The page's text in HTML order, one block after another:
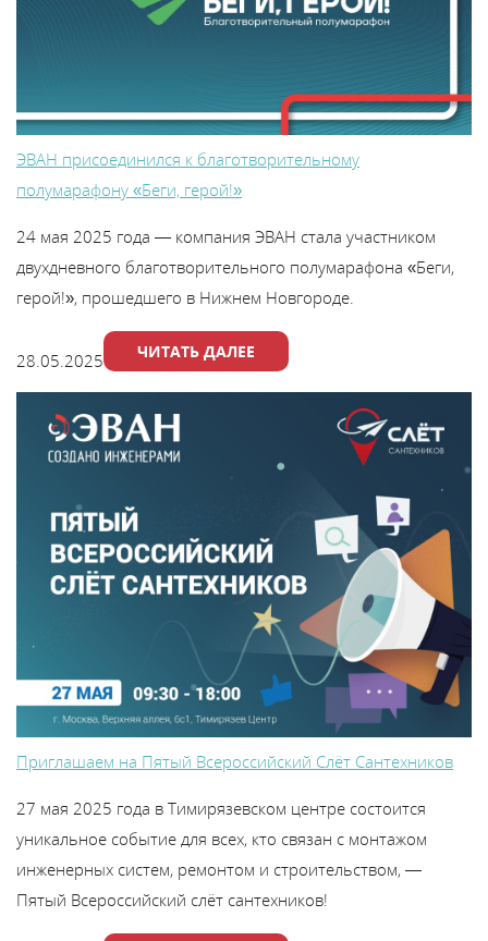
ЭВАН присоединился к благотворительному
полумарафону «Беги, герой!»
24 мая 2025 года — компания ЭВАН стала участником
двухдневного благотворительного полумарафона «Беги,
герой!», прошедшего в Нижнем Новгороде.
28.05.2025 ЧИТАТЬ ДАЛЕЕ
Приглашаем на Пятый Всероссийский Слёт Сантехников
27 мая 2025 года в Тимирязевском центре состоится
уникальное событие для всех, кто связан с монтажом
инженерных систем, ремонтом и строительством, —
Пятый Всероссийский слёт сантехников!